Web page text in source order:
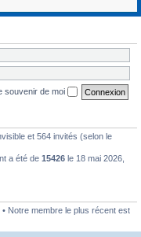
souvenir de moi
et 564 invités (selon le
a été de 15426 le 18 mai 2026,
Notre membre le plus récent est